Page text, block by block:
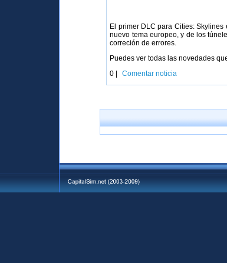
El primer DLC para Cities:
nuevo tema europeo, y de los
correción de errores.
Puedes ver todas las novedades
0 |
Comentar noticia